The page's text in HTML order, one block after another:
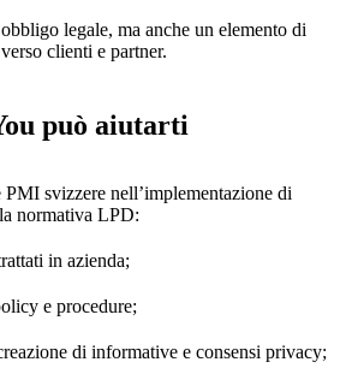
legale, ma anche un elemento di
verso clienti e partner.
può aiutarti
svizzere nell’implementazione di
normativa LPD:
in azienda;
e procedure;
di informative e consensi privacy;